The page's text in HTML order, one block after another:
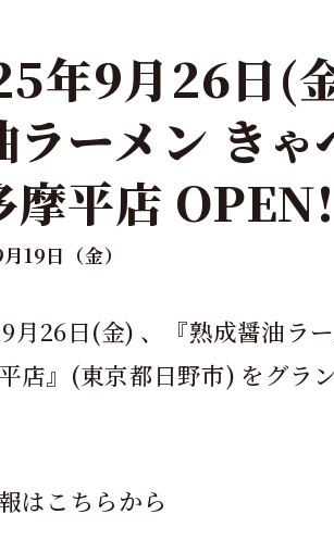
年9月26日(
ラーメン きゃ
摩平店
19日（金）
月26日(金) 、『熟成醤油ラ
店』(東京都日野市) をグラ
はこちらから